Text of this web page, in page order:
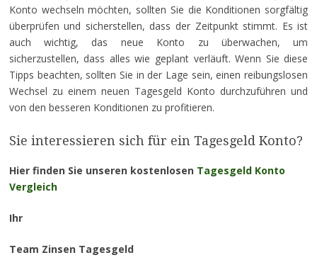
Konto wechseln möchten, sollten Sie die Konditionen sorgfältig
überprüfen und sicherstellen, dass der Zeitpunkt stimmt. Es ist
auch wichtig, das neue Konto zu überwachen, um
sicherzustellen, dass alles wie geplant verläuft. Wenn Sie diese
Tipps beachten, sollten Sie in der Lage sein, einen reibungslosen
Wechsel zu einem neuen Tagesgeld Konto durchzuführen und
von den besseren Konditionen zu profitieren.
Sie interessieren sich für ein Tagesgeld Konto?
Hier finden Sie unseren kostenlosen Tagesgeld Konto
Vergleich
Ihr
Team Zinsen Tagesgeld